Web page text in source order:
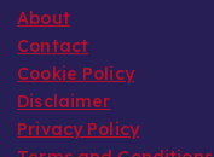
About
Contact
Cookie Policy
Disclaimer
Privacy Policy